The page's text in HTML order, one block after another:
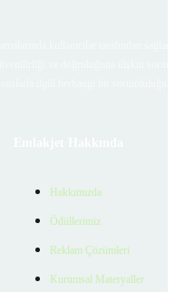
Hakkımızda
Ödüllerimiz
Reklam Çözümleri
Kurumsal Materyaller